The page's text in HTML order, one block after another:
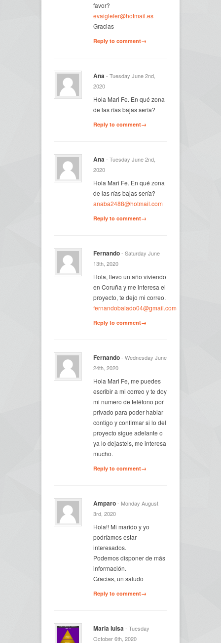
favor?
evaiglefer@hotmail.es
Gracias
Reply to comment→
Ana- Tuesday June 2nd,
2020
Hola Mari Fe. En qué zona
de las rías bajas sería?
Reply to comment→
Ana- Tuesday June 2nd,
2020
Hola Mari Fe. En qué zona
de las rías bajas sería?
anaba2488@hotmail.com
Reply to comment→
Fernando- Saturday June
13th, 2020
Hola, llevo un año viviendo
en Coruña y me interesa el
proyecto, te dejo mi correo.
fernandobalado04@gmail.com
Reply to comment→
Fernando- Wednesday June
24th, 2020
Hola Mari Fe, me puedes
escribir a mi correo y te doy
mi numero de teléfono por
privado para poder hablar
contigo y confirmar si lo del
proyecto sigue adelante o
ya lo dejasteis, me interesa
mucho.
Reply to comment→
Amparo- Monday August
3rd, 2020
Hola!! Mi marido y yo
podríamos estar
interesados.
Podemos disponer de más
información.
Gracias, un saludo
Reply to comment→
Maria luisa- Tuesday
October 6th, 2020